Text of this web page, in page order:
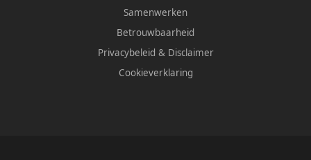
Samenwerken
Betrouwbaarheid
Privacybeleid & Disclaimer
Cookieverklaring